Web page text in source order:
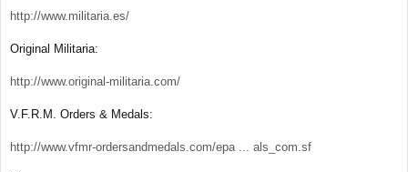
http://www.militaria.es/
Original Militaria:
http://www.original-militaria.com/
V.F.R.M. Orders & Medals:
http://www.vfmr-ordersandmedals.com/epa ... als_com.sf